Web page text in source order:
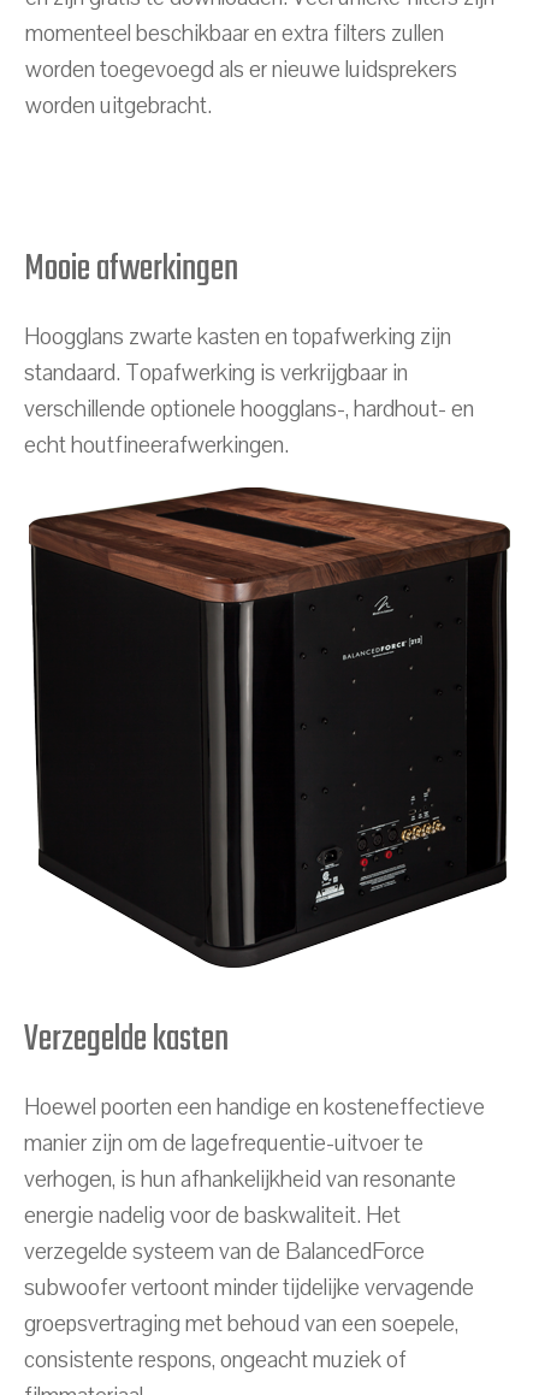
momenteel beschikbaar en extra filters zullen
worden toegevoegd als er nieuwe luidsprekers
worden uitgebracht.
Mooie afwerkingen
Hoogglans zwarte kasten en topafwerking zijn
standaard. Topafwerking is verkrijgbaar in
verschillende optionele hoogglans-, hardhout- en
echt houtfineerafwerkingen.
Verzegelde kasten
Hoewel poorten een handige en kosteneffectieve
manier zijn om de lagefrequentie-uitvoer te
verhogen, is hun afhankelijkheid van resonante
energie nadelig voor de baskwaliteit. Het
verzegelde systeem van de BalancedForce
subwoofer vertoont minder tijdelijke vervagende
groepsvertraging met behoud van een soepele,
consistente respons, ongeacht muziek of